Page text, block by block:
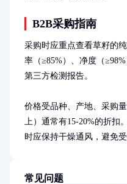
B2B采购指南
采购时应重点查看草籽的
率（≥85%）、净度（
第三方检测报告。
价格受品种、产地、采购
上）通常有15-20%的折扣
时应保持干燥通风，避免受
常见问题